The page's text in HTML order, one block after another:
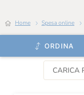
Home Spesa online
ORDINA
CARICA